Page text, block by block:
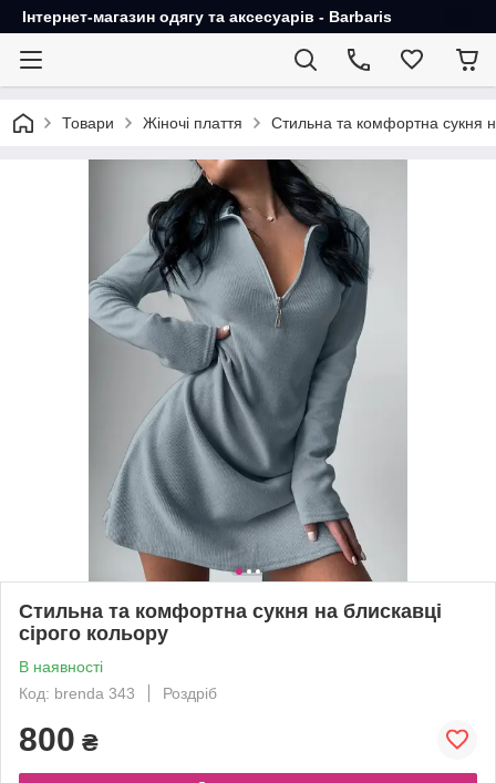
Інтернет-магазин одягу та аксесуарів - Barbaris
Товари Жіночі плаття Стильна та комфортна сукня
Стильна та комфортна сукня на блискавці
сірого кольору
В наявності
Код: brenda 343
Роздріб
800 ₴